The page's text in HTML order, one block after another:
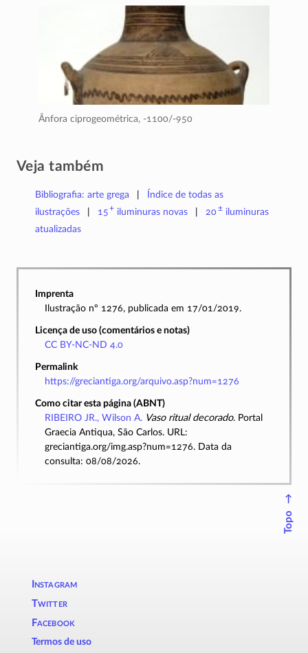
Ânfora ciprogeométrica, -1100/-950
Veja também
Bibliografia: arte grega
Índice de todas as
ilustrações
15+ iluminuras novas 20±iluminuras
atualizadas
Imprenta
Ilustração nº 1276, publicada em 17/01/2019.
Licença de uso (comentários e notas)
CC BY-NC-ND 4.0
Permalink
https://greciantiga.org/arquivo.asp?num=1276
Como citar esta página (ABNT)
RIBEIRO JR., Wilson A. Vaso ritual decorado. Portal
Graecia Antiqua, São Carlos. URL:
greciantiga.org/img.asp?num=1276. Data da
consulta: 08/08/2026.
↑
Topo
Instagram
Twitter
Facebook
Termos de uso